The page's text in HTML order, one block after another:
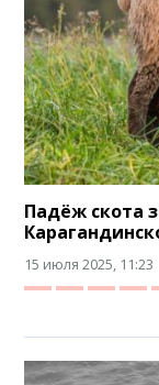
Падёж скота
15 июля 2025, 11:23